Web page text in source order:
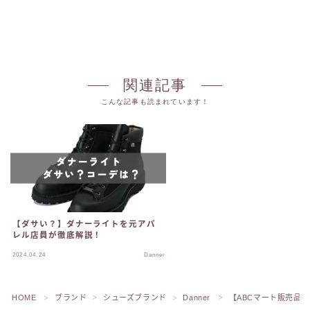
関連記事
こんな記事も読まれています！
【ダサい？】ダナーライトを元アパ
レル店員が徹底解説！
2024.04.24 Danner
HOME ＞ ブランド ＞ シューズブランド ＞ Danner ＞ 【ABCマート販売品